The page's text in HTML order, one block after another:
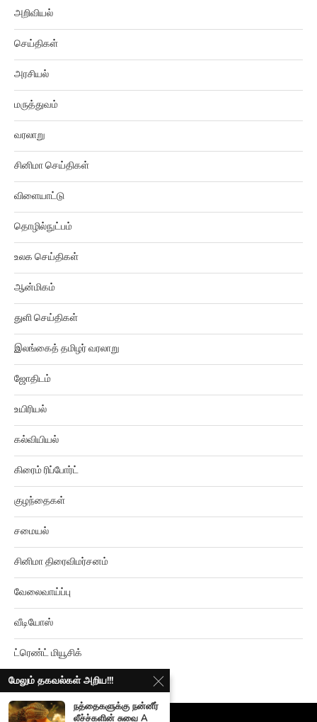
அறிவியல்
செய்திகள்
அரசியல்
மருத்துவம்
வரலாறு
சினிமா செய்திகள்
விளையாட்டு
தொழில்நுட்பம்
உலக செய்திகள்
ஆன்மிகம்
துளி செய்திகள்
இலங்கைத் தமிழர் வரலாறு
ஜோதிடம்
உயிரியல்
கல்வியியல்
கிரைம் ரிப்போர்ட்
குழந்தைகள்
சமையல்
சினிமா திரைவிமர்சனம்
வேலைவாய்ப்பு
வீடியோஸ்
ட்ரெண்ட் மியூசிக்
மேலும் தகவல்கள் அறிய!!!
நத்தைகளுக்கு நன்னீர்
லீச்ச்களின் சுவை A